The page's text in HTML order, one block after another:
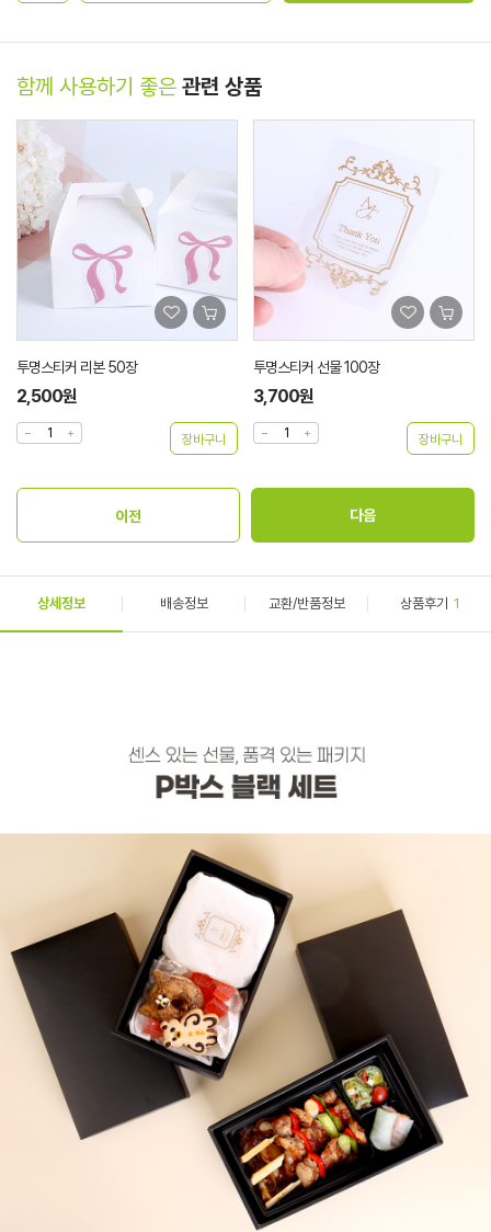
함께 사용하기 좋은 관련 상품
투명스티커 리본 50장
2,500원
투명스티커 선물 100장
3,700원
상세정보 배송정보 교환/반품정보 상품후기 1